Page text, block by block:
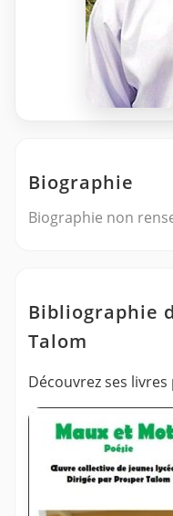
Biographie
Biographie non
Bibliographie
Talom
Découvrez ses livres